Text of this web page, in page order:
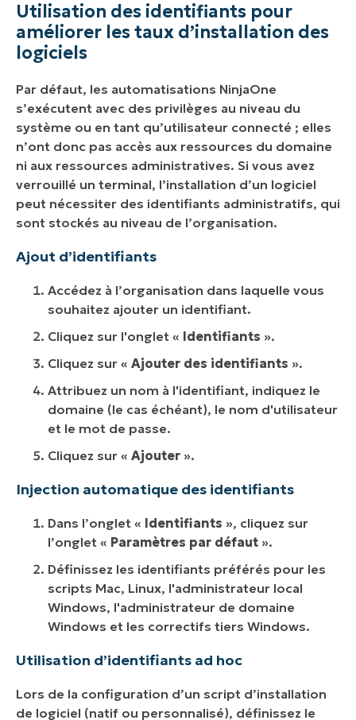
Utilisation des identifiants pour
améliorer les taux d’installation des
logiciels
Par défaut, les automatisations NinjaOne
s’exécutent avec des privilèges au niveau du
système ou en tant qu’utilisateur connecté ; elles
n’ont donc pas accès aux ressources du domaine
ni aux ressources administratives. Si vous avez
verrouillé un terminal, l’installation d’un logiciel
peut nécessiter des identifiants administratifs, qui
sont stockés au niveau de l’organisation.
Ajout d’identifiants
Accédez à l’organisation dans laquelle vous
souhaitez ajouter un identifiant.
Cliquez sur l'onglet « Identifiants ».
Cliquez sur « Ajouter des identifiants ».
Attribuez un nom à l'identifiant, indiquez le
domaine (le cas échéant), le nom d'utilisateur
et le mot de passe.
Cliquez sur « Ajouter ».
Injection automatique des identifiants
Dans l’onglet « Identifiants », cliquez sur
l’onglet « Paramètres par défaut ».
Définissez les identifiants préférés pour les
scripts Mac, Linux, l'administrateur local
Windows, l'administrateur de domaine
Windows et les correctifs tiers Windows.
Utilisation d’identifiants ad hoc
Lors de la configuration d’un script d’installation
de logiciel (natif ou personnalisé), définissez le